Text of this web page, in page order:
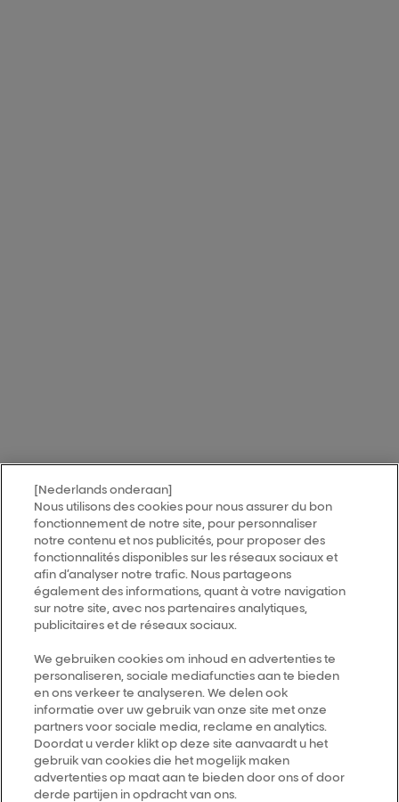
[Nederlands onderaan]
Nous utilisons des cookies pour nous assurer du bon
fonctionnement de notre site, pour personnaliser
notre contenu et nos publicités, pour proposer des
fonctionnalités disponibles sur les réseaux sociaux et
afin d’analyser notre trafic. Nous partageons
également des informations, quant à votre navigation
sur notre site, avec nos partenaires analytiques,
publicitaires et de réseaux sociaux.
We gebruiken cookies om inhoud en advertenties te
personaliseren, sociale mediafuncties aan te bieden
en ons verkeer te analyseren. We delen ook
informatie over uw gebruik van onze site met onze
partners voor sociale media, reclame en analytics.
Doordat u verder klikt op deze site aanvaardt u het
gebruik van cookies die het mogelijk maken
advertenties op maat aan te bieden door ons of door
derde partijen in opdracht van ons.